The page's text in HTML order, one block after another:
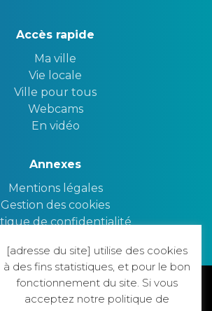
Accès rapide
Ma ville
Vie locale
Ville pour tous
Webcams
En vidéo
Annexes
Mentions légales
Gestion des cookies
de confidentialité
Nous contacter
nous sur nos réseaux
[adresse du site] utilise des cookies
à des fins statistiques, et pour le bon
fonctionnement du site. Si vous
acceptez notre politique de